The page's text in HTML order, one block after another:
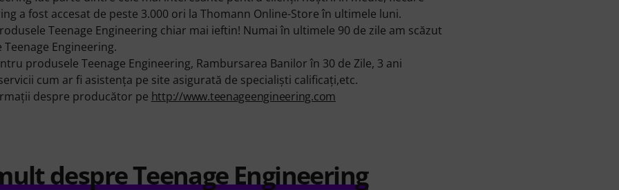
a fost accesat de peste 3.000 ori la Thomann Online-Store în ultimele luni.
Teenage Engineering chiar mai ieftin! Numai în ultimele 90 de zile am scăzut
Engineering.
produsele Teenage Engineering, Rambursarea Banilor în 30 de Zile, 3 ani
cum ar fi asistenţa pe site asigurată de specialişti calificaţi,etc.
despre producător pe http://www.teenageengineering.com
despre Teenage Engineering